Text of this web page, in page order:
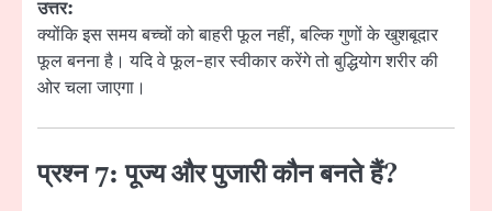
उत्तर:
क्योंकि इस समय बच्चों को बाहरी फूल नहीं, बल्कि गुणों के खुशबूदार
फूल बनना है। यदि वे फूल-हार स्वीकार करेंगे तो बुद्धियोग शरीर की
ओर चला जाएगा।
प्रश्न 7: पूज्य और पुजारी कौन बनते हैं?